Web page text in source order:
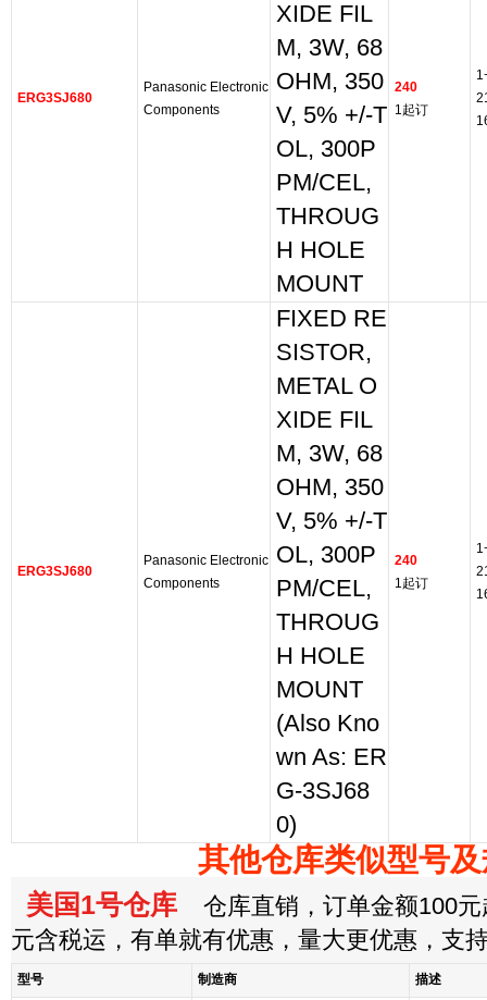
ERG3SJ680
Panasonic Electronic
Components
XIDE FIL
M, 3W, 68
OHM, 350
V, 5% +/-T
OL, 300P
PM/CEL,
THROUG
H HOLE
MOUNT
240
1起订
ERG3SJ680
Panasonic Electronic
Components
FIXED RE
SISTOR,
METAL O
XIDE FIL
M, 3W, 68
OHM, 350
V, 5% +/-T
OL, 300P
PM/CEL,
THROUG
H HOLE
MOUNT
(Also Kno
wn As: ER
G-3SJ68
0)
240
1起订
其他仓库类似型号
美国1号仓库 仓库直销，订单金额100元
元含税运，有单就有优惠，量大更优惠，支
型号 制造商 描述